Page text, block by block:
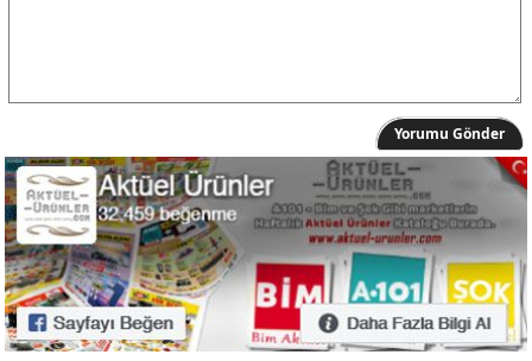
Yorumu Gönder